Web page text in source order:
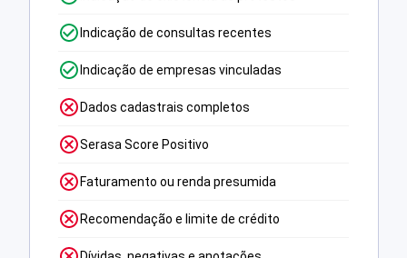
Indicação de consultas recentes
Indicação de empresas vinculadas
Dados cadastrais completos
Serasa Score Positivo
Faturamento ou renda presumida
Recomendação e limite de crédito